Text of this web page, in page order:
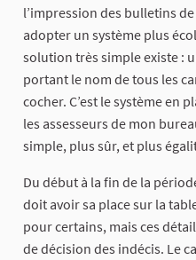
l’impression des bulletins
adopter un système plus
solution très simple existe :
portant le nom de tous les
cocher. C’est le système en
les assesseurs de mon
simple, plus sûr, et plus
Du début à la fin de la
doit avoir sa place sur la
pour certains, mais ces
de décision des indécis. Le